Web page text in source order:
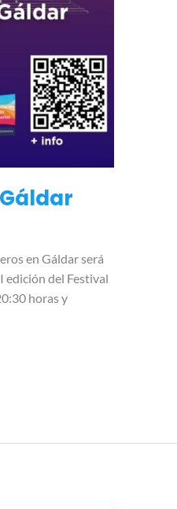
en Gáldar será
edición del Festival
horas y